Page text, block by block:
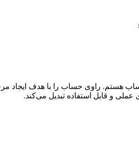
هستم. راوی‌ حساب را با هدف ایجاد
و قابل استفاده تبدیل می‌کند.